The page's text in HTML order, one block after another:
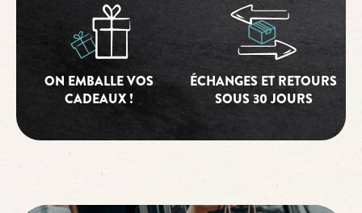
ON EMBALLE VOS
CADEAUX !
ÉCHANGES ET RETOURS
SOUS 30 JOURS